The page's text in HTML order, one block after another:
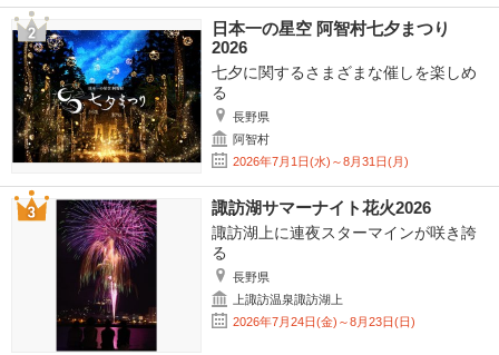
日本一の星空 阿智村七夕まつり
2026
七夕に関するさまざまな催しを楽しめ
る
長野県
阿智村
2026年7月1日(水)～8月31日(月)
諏訪湖サマーナイト花火2026
諏訪湖上に連夜スターマインが咲き誇
る
長野県
上諏訪温泉諏訪湖上
2026年7月24日(金)～8月23日(日)